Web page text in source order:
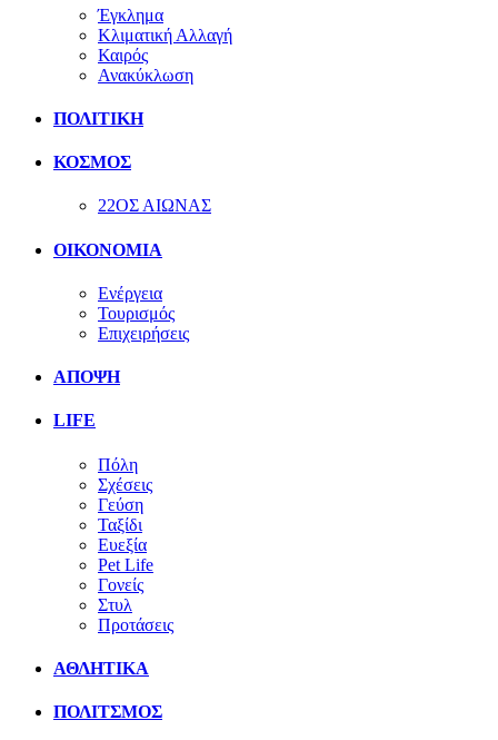
Έγκλημα
Κλιματική Αλλαγή
Καιρός
Ανακύκλωση
ΠΟΛΙΤΙΚΗ
ΚΟΣΜΟΣ
22ΟΣ ΑΙΩΝΑΣ
ΟΙΚΟΝΟΜΙΑ
Ενέργεια
Τουρισμός
Επιχειρήσεις
ΑΠΟΨΗ
LIFE
Πόλη
Σχέσεις
Γεύση
Ταξίδι
Ευεξία
Pet Life
Γονείς
Στυλ
Προτάσεις
ΑΘΛΗΤΙΚΑ
ΠΟΛΙΤΣΜΟΣ